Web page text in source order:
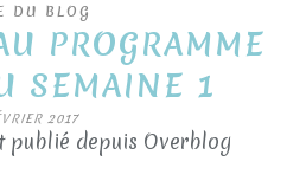
DU BLOG
PROGRAMME
SEMAINE 1
2017
publié depuis Overblog